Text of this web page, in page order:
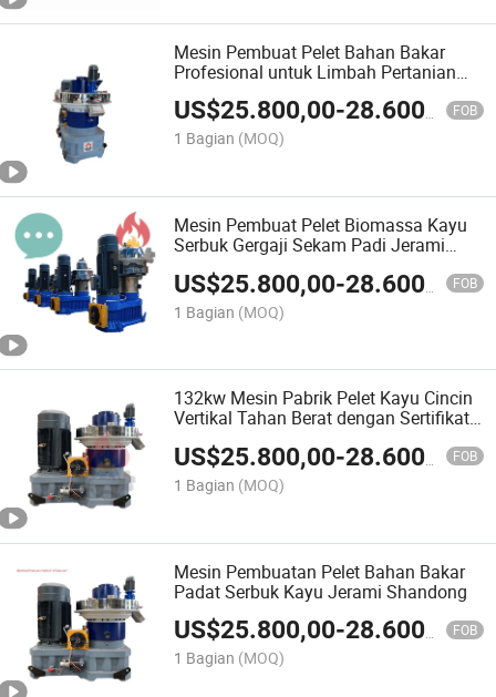
Mesin Pembuat Pelet Bahan Bakar
Profesional untuk Limbah Pertanian
Beras Sekam Jagung COB Kayu yang
Disetujui Tipe CE Baru
US$25.800,00-28.600,00 FOB
1 Bagian (MOQ)
Mesin Pembuat Pelet Biomassa Kayu
Serbuk Gergaji Sekam Padi Jerami
US$25.800,00-28.600,00 FOB
1 Bagian (MOQ)
132kw Mesin Pabrik Pelet Kayu Cincin
Vertikal Tahan Berat dengan Sertifikat
US$25.800,00-28.600,00 FOB
1 Bagian (MOQ)
Mesin Pembuatan Pelet Bahan Bakar
Padat Serbuk Kayu Jerami Shandong
US$25.800,00-28.600,00 FOB
1 Bagian (MOQ)